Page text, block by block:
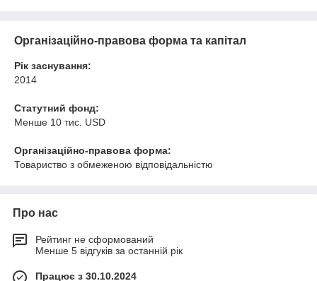
Організаційно-правова форма та капітал
Рік заснування:
2014
Статутний фонд:
Менше 10 тис. USD
Організаційно-правова форма:
Товариство з обмеженою відповідальністю
Про нас
Рейтинг не сформований
Менше 5 відгуків за останній рік
Працює з 30.10.2024